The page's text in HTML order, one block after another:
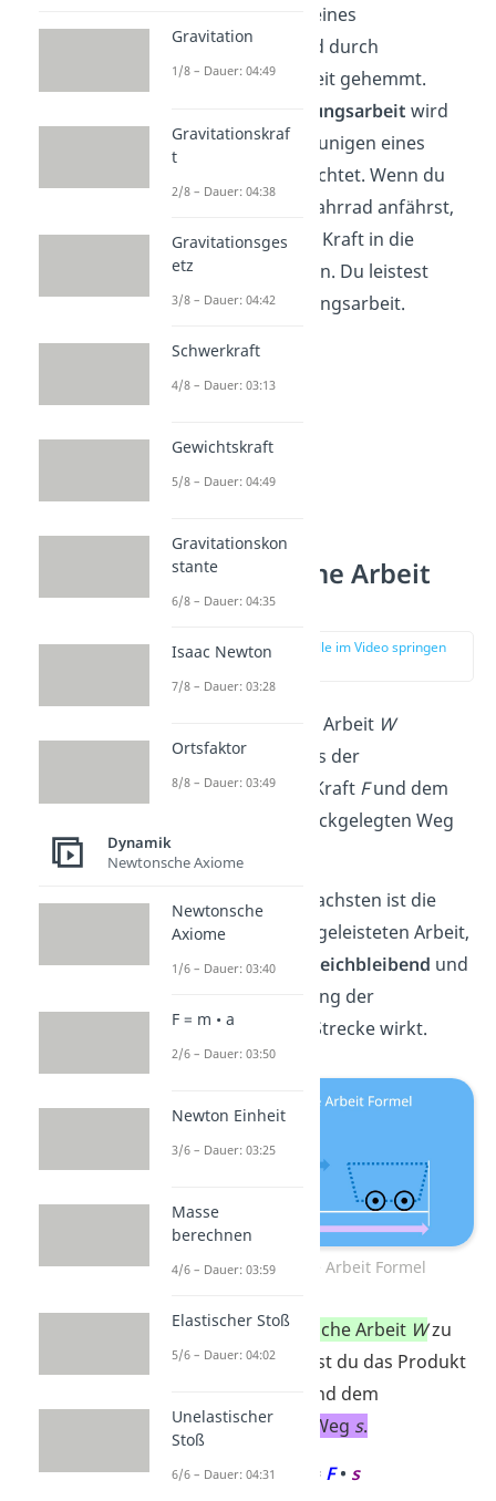
Bewegung deines
Fahrrads wird durch
Reibungsarbeit gehemmt.
Beschleunigungsarbeit wird
beim Beschleunigen eines
Körpers verrichtet. Wenn du
mit deinem Fahrrad anfährst,
musst du mit Kraft in die
Pedalen treten. Du leistest
Beschleunigungsarbeit.
Mechanische Arbeit
Formel
zur Stelle im Video springen
Die mechanische Arbeit W
bestimmst du aus der
aufgewendeten Kraft Fund dem
vom Körper zurückgelegten Weg
s
Wichtig:Am einfachsten ist die
Berechnung der geleisteten Arbeit,
wenn die Kraft
gleichbleibend und
in Richtung der
zurückgelegten Strecke wirkt.
Mechanische Arbeit Formel
Um diemechanische Arbeit Wzu
berechnen, bildest du das Produkt
und dem
zurückgelegten
Weg s.
= F • s
Gravitation
1/8 – Dauer: 04:49
Gravitationskraf
t
2/8 – Dauer: 04:38
Gravitationsges
etz
3/8 – Dauer: 04:42
Schwerkraft
4/8 – Dauer: 03:13
Gewichtskraft
5/8 – Dauer: 04:49
Gravitationskon
stante
6/8 – Dauer: 04:35
Isaac Newton
7/8 – Dauer: 03:28
Ortsfaktor
8/8 – Dauer: 03:49
Dynamik
Newtonsche Axiome
Newtonsche
Axiome
1/6 – Dauer: 03:40
F = m • a
2/6 – Dauer: 03:50
Newton Einheit
3/6 – Dauer: 03:25
Masse
berechnen
4/6 – Dauer: 03:59
Elastischer Stoß
5/6 – Dauer: 04:02
Unelastischer
Stoß
6/6 – Dauer: 04:31